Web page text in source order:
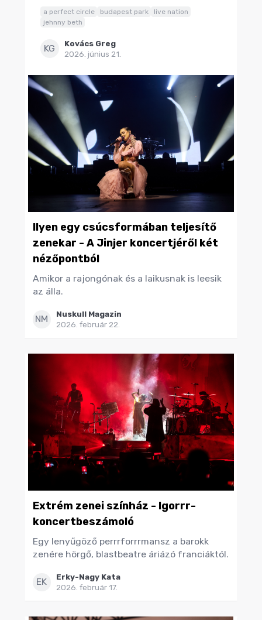
a perfect circle budapest park
live nation
jehnny beth
KG
Kovács Greg
2026. június 21.
Ilyen egy csúcsformában teljesítő
zenekar - A Jinjer koncertjéről két
nézőpontból
Amikor a rajongónak és a laikusnak is leesik
az álla.
NM
Nuskull Magazin
2026. február 22.
Extrém zenei színház - Igorrr-
koncertbeszámoló
Egy lenyűgöző perrrforrrmansz a barokk
zenére hörgő, blastbeatre áriázó franciáktól.
EK
Erky-Nagy Kata
2026. február 17.